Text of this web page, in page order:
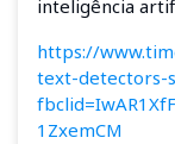
inteligência
https://
text-detectors-
1ZxemCM